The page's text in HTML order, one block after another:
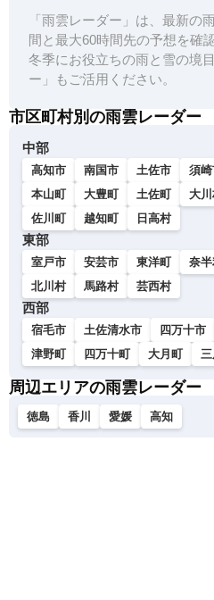
「雨雲レーダー」は、最新の
間と最大60時間先の予想を確
冬季にお役立ちの雨と雪の境
ー」もご活用ください。
市区町村別の雨雲レーダー
中部
高知市 南国市 土佐市 須
本山町
大豊町 土佐町 大
佐川町
越知町 日高村
東部
室戸市 安芸市 東洋町 奈
北川村
馬路村 芸西村
西部
宿毛市 土佐清水市 四万十市
津野町
四万十町 大月町
周辺エリアの雨雲レーダー
徳島 香川 愛媛 高知